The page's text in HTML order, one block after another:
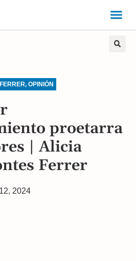
, OPINIÓN
proetarra
| Alicia
Ferrer
2024